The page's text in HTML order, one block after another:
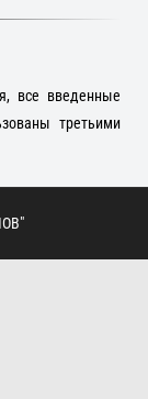
все введенные
третьими